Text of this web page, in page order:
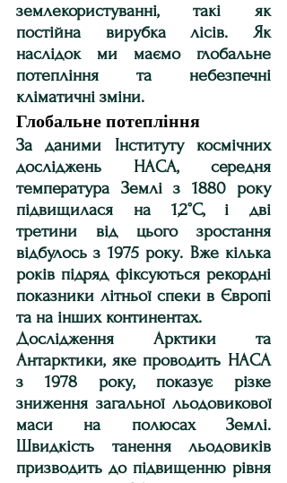
землекористуванні, такі як
постійна вирубка лісів. Як
наслідок ми маємо глобальне
потепління та небезпечні
кліматичні зміни.
Глобальне потепління
За даними Інституту космічних
досліджень НАСА, середня
температура Землі з 1880 року
підвищилася на 1,2°С, і дві
третини від цього зростання
відбулось з 1975 року. Вже кілька
років підряд фіксуються рекордні
показники літньої спеки в Європі
та на інших континентах.
Дослідження Арктики та
Антарктики, яке проводить НАСА
з 1978 року, показує різке
зниження загальної льодовикової
маси на полюсах Землі.
Швидкість танення льодовиків
призводить до підвищенню рівня